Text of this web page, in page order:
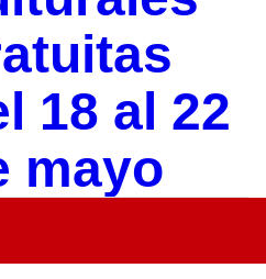
18 al 22
mayo